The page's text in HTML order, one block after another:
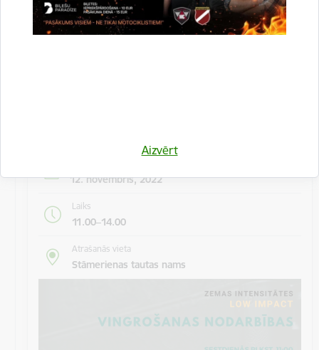
Aizvērt
12. novembris, 2022
Laiks
11.00–14.00
Atrašanās vieta
Stāmerienas tautas nams